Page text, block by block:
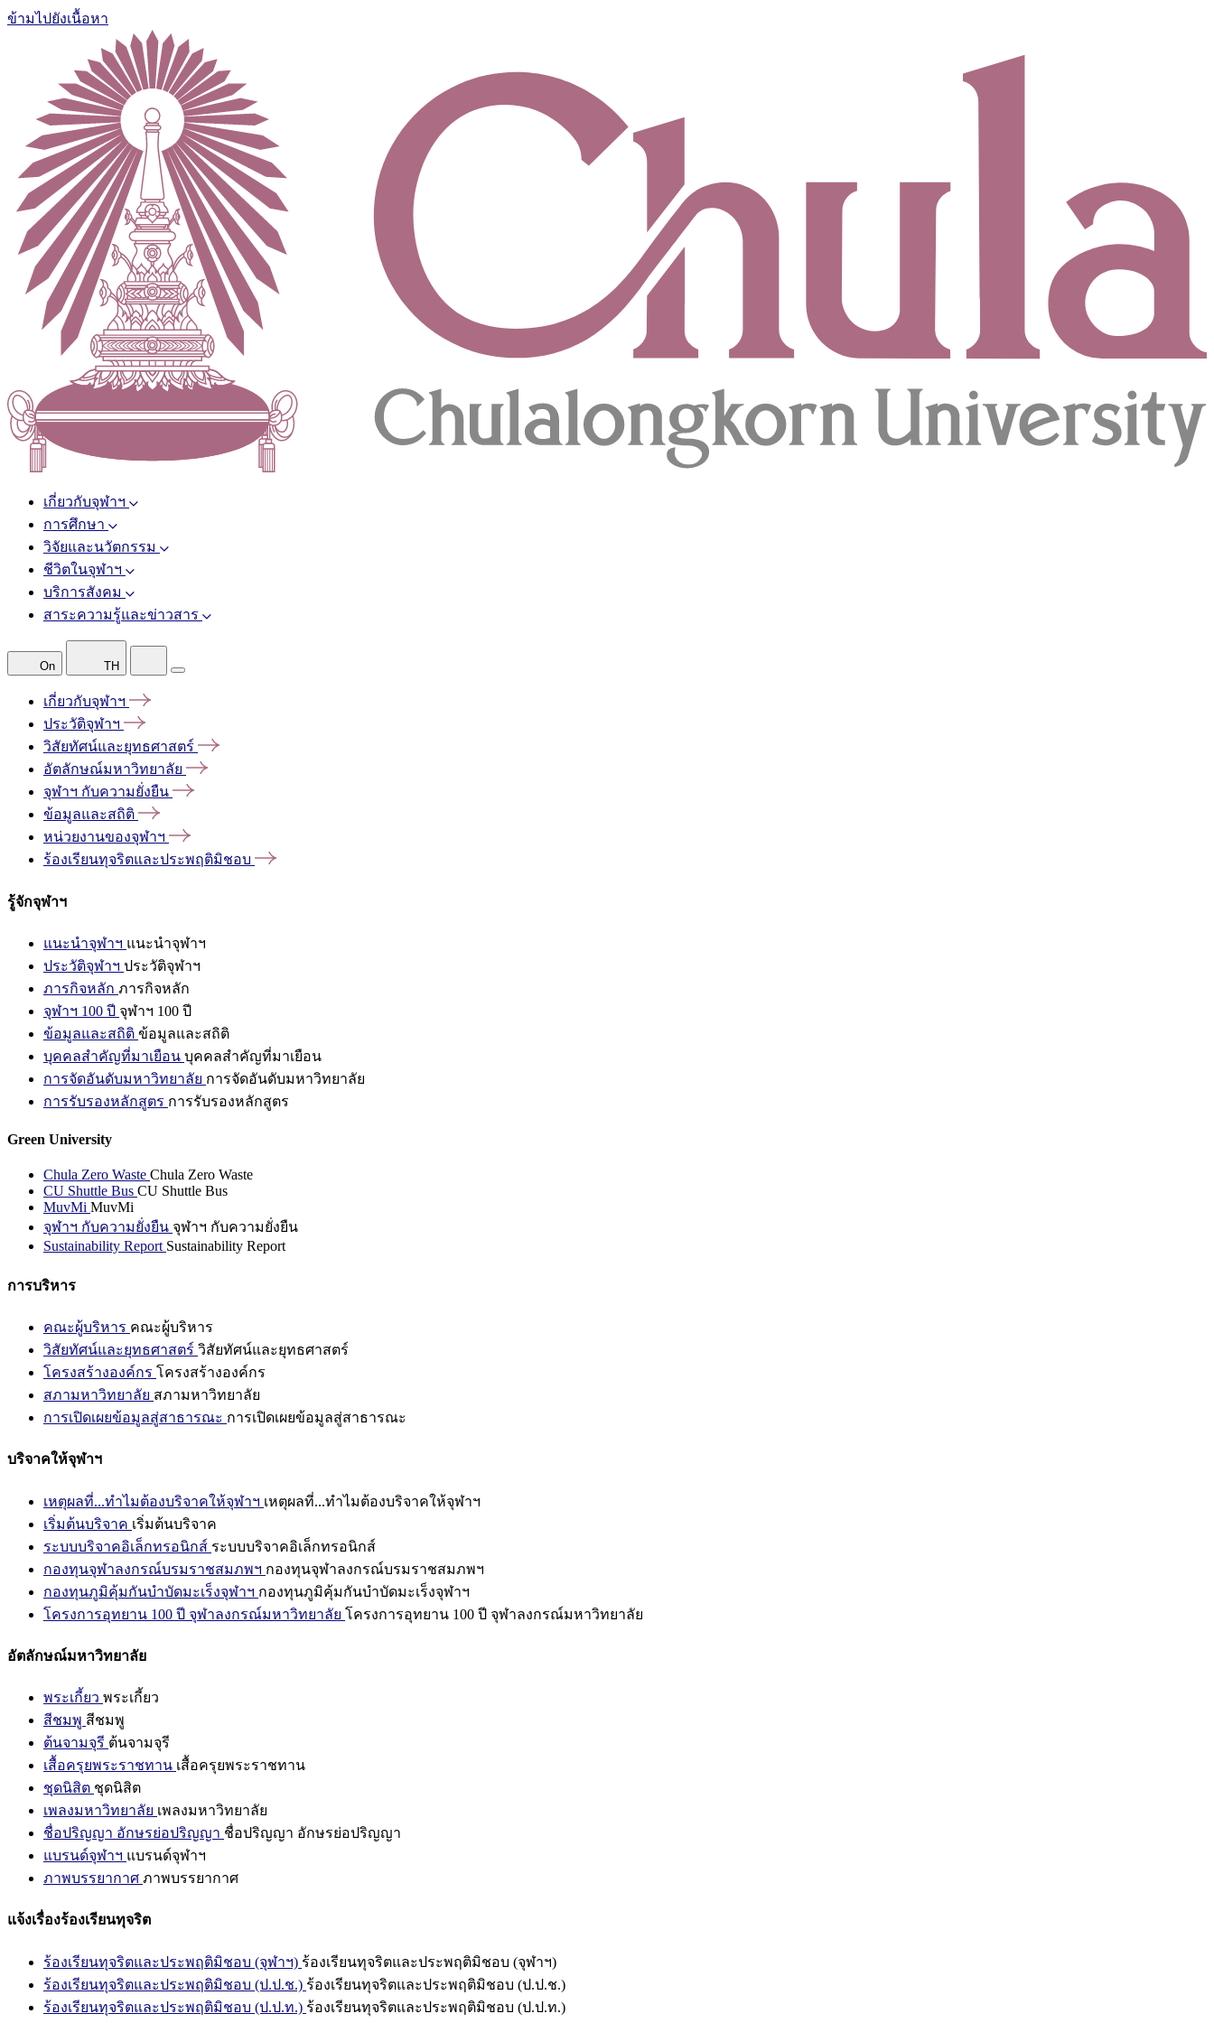
ข้ามไปยังเนื้อหา
เกี่ยวกับจุฬาฯ
การศึกษา
วิจัยและนวัตกรรม
ชีวิตในจุฬาฯ
บริการสังคม
สาระความรู้และข่าวสาร
On TH
เกี่ยวกับจุฬาฯ
ประวัติจุฬาฯ
วิสัยทัศน์และยุทธศาสตร์
อัตลักษณ์มหาวิทยาลัย
จุฬาฯ กับความยั่งยืน
ข้อมูลและสถิติ
หน่วยงานของจุฬาฯ
ร้องเรียนทุจริตและประพฤติมิชอบ
รู้จักจุฬาฯ
แนะนำจุฬาฯ แนะนำจุฬาฯ
ประวัติจุฬาฯ ประวัติจุฬาฯ
ภารกิจหลัก ภารกิจหลัก
จุฬาฯ 100 ปี จุฬาฯ 100 ปี
ข้อมูลและสถิติ ข้อมูลและสถิติ
บุคคลสำคัญที่มาเยือน บุคคลสำคัญที่มาเยือน
การจัดอันดับมหาวิทยาลัย การจัดอันดับมหาวิทยาลัย
การรับรองหลักสูตร การรับรองหลักสูตร
Green University
Chula Zero Waste Chula Zero Waste
CU Shuttle Bus CU Shuttle Bus
MuvMi MuvMi
จุฬาฯ กับความยั่งยืน จุฬาฯ กับความยั่งยืน
Sustainability Report Sustainability Report
การบริหาร
คณะผู้บริหาร คณะผู้บริหาร
วิสัยทัศน์และยุทธศาสตร์ วิสัยทัศน์และยุทธศาสตร์
โครงสร้างองค์กร โครงสร้างองค์กร
สภามหาวิทยาลัย สภามหาวิทยาลัย
การเปิดเผยข้อมูลสู่สาธารณะ การเปิดเผยข้อมูลสู่สาธารณะ
บริจาคให้จุฬาฯ
เหตุผลที่...ทำไมต้องบริจาคให้จุฬาฯ เหตุผลที่...ทำไมต้องบริจาคให้จุฬาฯ
เริ่มต้นบริจาค เริ่มต้นบริจาค
ระบบบริจาคอิเล็กทรอนิกส์ ระบบบริจาคอิเล็กทรอนิกส์
กองทุนจุฬาลงกรณ์บรมราชสมภพฯ กองทุนจุฬาลงกรณ์บรมราชสมภพฯ
กองทุนภูมิคุ้มกันบำบัดมะเร็งจุฬาฯ กองทุนภูมิคุ้มกันบำบัดมะเร็งจุฬาฯ
โครงการอุทยาน 100 ปี จุฬาลงกรณ์มหาวิทยาลัย โครงการอุทยาน 100 ปี จุฬาลงกรณ์มหาวิทยาลัย
อัตลักษณ์มหาวิทยาลัย
พระเกี้ยว พระเกี้ยว
สีชมพู สีชมพู
ต้นจามจุรี ต้นจามจุรี
เสื้อครุยพระราชทาน เสื้อครุยพระราชทาน
ชุดนิสิต ชุดนิสิต
เพลงมหาวิทยาลัย เพลงมหาวิทยาลัย
ชื่อปริญญา อักษรย่อปริญญา ชื่อปริญญา อักษรย่อปริญญา
แบรนด์จุฬาฯ แบรนด์จุฬาฯ
ภาพบรรยากาศ ภาพบรรยากาศ
แจ้งเรื่องร้องเรียนทุจริต
ร้องเรียนทุจริตและประพฤติมิชอบ (จุฬาฯ) ร้องเรียนทุจริตและประพฤติมิชอบ (จุฬาฯ)
ร้องเรียนทุจริตและประพฤติมิชอบ (ป.ป.ช.) ร้องเรียนทุจริตและประพฤติมิชอบ (ป.ป.ช.)
ร้องเรียนทุจริตและประพฤติมิชอบ (ป.ป.ท.) ร้องเรียนทุจริตและประพฤติมิชอบ (ป.ป.ท.)